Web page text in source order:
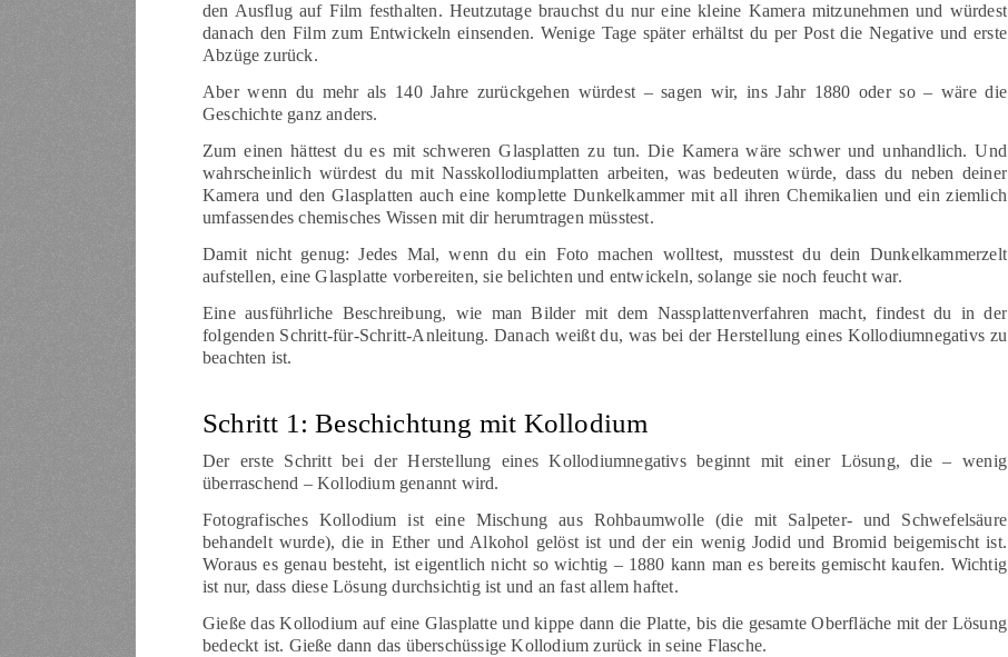
den Ausflug auf Film festhalten. Heutzutage brauchst du nur eine kleine Kamera mitzunehmen und würdest
danach den Film zum Entwickeln einsenden. Wenige Tage später erhältst du per Post die Negative und erste
Abzüge zurück.
Aber wenn du mehr als 140 Jahre zurückgehen würdest – sagen wir, ins Jahr 1880 oder so – wäre die
Geschichte ganz anders.
Zum einen hättest du es mit schweren Glasplatten zu tun. Die Kamera wäre schwer und unhandlich. Und
wahrscheinlich würdest du mit Nasskollodiumplatten arbeiten, was bedeuten würde, dass du neben deiner
Kamera und den Glasplatten auch eine komplette Dunkelkammer mit all ihren Chemikalien und ein ziemlich
umfassendes chemisches Wissen mit dir herumtragen müsstest.
Damit nicht genug: Jedes Mal, wenn du ein Foto machen wolltest, musstest du dein Dunkelkammerzelt
aufstellen, eine Glasplatte vorbereiten, sie belichten und entwickeln, solange sie noch feucht war.
Eine ausführliche Beschreibung, wie man Bilder mit dem Nassplattenverfahren macht, findest du in der
folgenden Schritt-für-Schritt-Anleitung. Danach weißt du, was bei der Herstellung eines Kollodiumnegativs zu
beachten ist.
Schritt 1: Beschichtung mit Kollodium
Der erste Schritt bei der Herstellung eines Kollodiumnegativs beginnt mit einer Lösung, die – wenig
überraschend – Kollodium genannt wird.
Fotografisches Kollodium ist eine Mischung aus Rohbaumwolle (die mit Salpeter- und Schwefelsäure
behandelt wurde), die in Ether und Alkohol gelöst ist und der ein wenig Jodid und Bromid beigemischt ist.
Woraus es genau besteht, ist eigentlich nicht so wichtig – 1880 kann man es bereits gemischt kaufen. Wichtig
ist nur, dass diese Lösung durchsichtig ist und an fast allem haftet.
Gieße das Kollodium auf eine Glasplatte und kippe dann die Platte, bis die gesamte Oberfläche mit der Lösung
bedeckt ist. Gieße dann das überschüssige Kollodium zurück in seine Flasche.